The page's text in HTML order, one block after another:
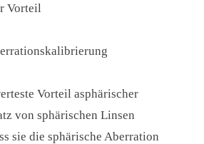
Vorteil
Vorteil asphärischer
von sphärischen Linsen
sie die sphärische Aberration